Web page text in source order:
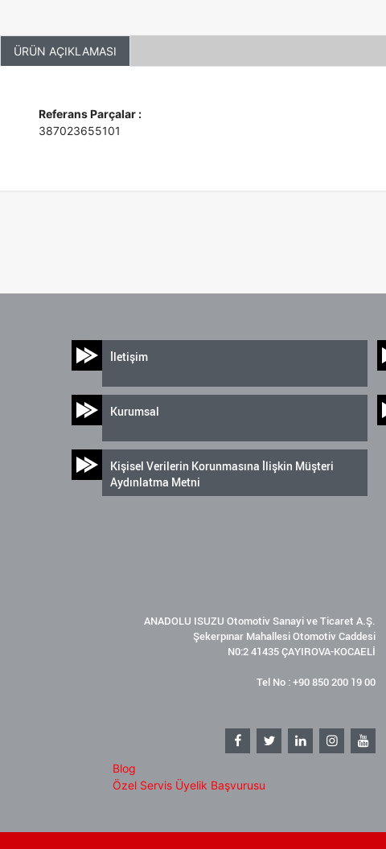
ÜRÜN AÇIKLAMASI
Referans Parçalar :
387023655101
İletişim
Kurumsal
Kişisel Verilerin Korunmasına İlişkin Müşteri
Aydınlatma Metni
ANADOLU ISUZU Otomotiv Sanayi ve Ticaret A.Ş.
Şekerpınar Mahallesi Otomotiv Caddesi
N0:2 41435 ÇAYIROVA-KOCAELİ
Tel No : +90 850 200 19 00
Blog
Özel Servis Üyelik Başvurusu